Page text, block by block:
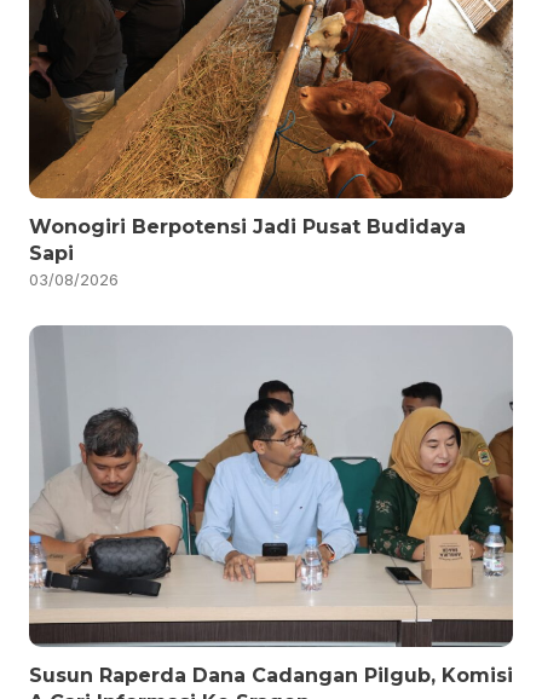
Wonogiri Berpotensi Jadi Pusat Budidaya
Sapi
03/08/2026
Susun Raperda Dana Cadangan Pilgub, Komisi